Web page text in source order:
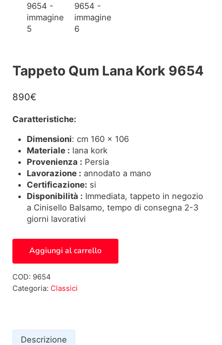
Tappeto Qum Lana Kork 9654
890€
Caratteristiche:
Dimensioni: cm 160 x 106
Materiale : lana kork
Provenienza : Persia
Lavorazione : annodato a mano
Certificazione: si
Disponibilità : Immediata, tappeto in negozio
a Cinisello Balsamo, tempo di consegna 2-3
giorni lavorativi
Aggiungi al carrello
COD: 9654
Categoria: Classici
Descrizione